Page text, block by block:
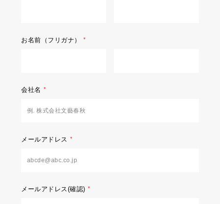
お名前（フリガナ）
会社名
メールアドレス
メールアドレス(確認)